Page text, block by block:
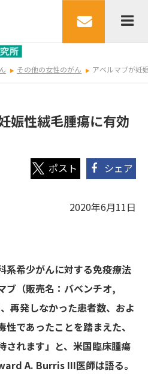
その他の女性のがん アベルマブが妊
娠性絨毛腫瘍に有効
シェア
2020年6月11日
系希少がんに対する免疫療法
ブ（販売名：バベンチオ,
再発しなかった患者数、およ
性であったことを踏まえた、
されます」と、米国臨床腫瘍
A. Burris III医師は語る。